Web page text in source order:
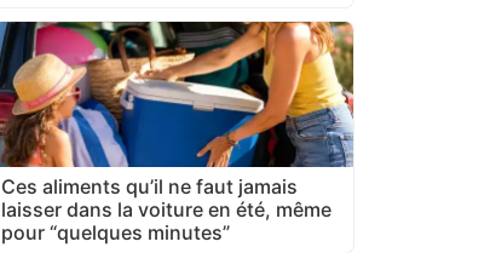
Ces aliments qu’il ne faut jamais
laisser dans la voiture en été, même
pour “quelques minutes”